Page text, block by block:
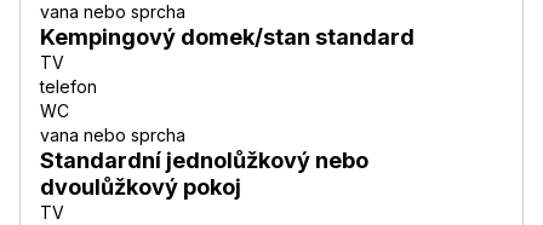
vana nebo sprcha
Kempingový domek/stan standard
TV
telefon
WC
vana nebo sprcha
Standardní jednolůžkový nebo
dvoulůžkový pokoj
TV